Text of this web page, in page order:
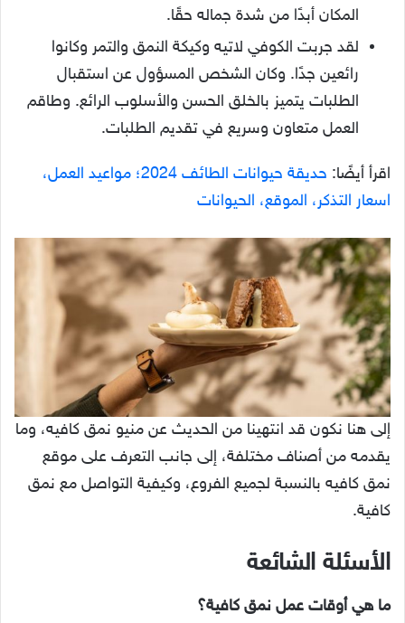
المكان أبدًا من شدة جماله حقًا.
لقد جربت الكوفي لاتيه وكيكة النمق والتمر وكانوا
رائعين جدًا. وكان الشخص المسؤول عن استقبال
الطلبات يتميز بالخلق الحسن والأسلوب الرائع. وطاقم
العمل متعاون وسريع في تقديم الطلبات.
اقرأ أيضًا:
حديقة حيوانات الطائف 2024؛ مواعيد العمل،
اسعار التذكر، الموقع، الحيوانات
إلى هنا نكون قد انتهينا من الحديث عن منيو نمق كافيه، وما
يقدمه من أصناف مختلفة، إلى جانب التعرف على موقع
نمق كافيه بالنسبة لجميع الفروع، وكيفية التواصل مع نمق
كافية.
الأسئلة الشائعة
ما هي أوقات عمل نمق كافية؟